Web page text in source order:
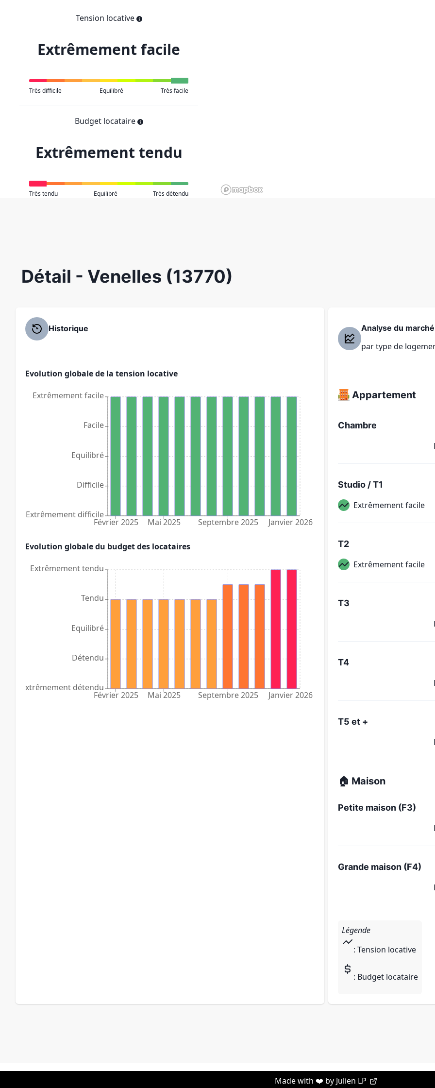
Tension locative
Extrêmement facile
Très difficile Equilibré Très facile
Budget locataire
Extrêmement tendu
Très tendu Equilibré Très détendu
Détail - Venelles (13770)
Historique
Evolution globale de la tension locative
Février 2025 Mai 2025 Septembre 2025 Janvier 2026
Extrêmement difficile
Difficile
Equilibré
Facile
Extrêmement facile
Evolution globale du budget des locataires
Février 2025 Mai 2025 Septembre 2025 Janvier 2026
Extrêmement détendu
Détendu
Equilibré
Tendu
Extrêmement tendu
Analyse du marché
par type de
Appartement
Chambre
Studio / T1
Extrêmement facile
T2
Extrêmement facile
T3
T4
T5 et +
🏠 Maison
Petite maison (F3)
Grande maison (F4)
Légende
: Tension locative
: Budget locataire
Made with ❤️ by Julien LP